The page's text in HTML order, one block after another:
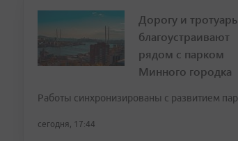
Дорогу и
благоустраивают
рядом с парком
Минного городка
Работы синхронизированы с развитием
сегодня, 17:44